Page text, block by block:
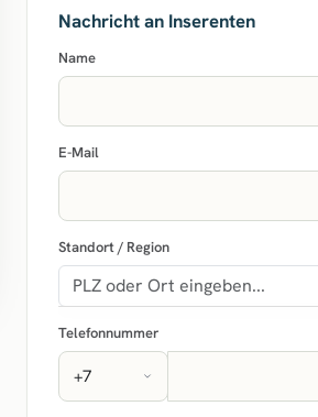
Nachricht an Inserenten
Name
E-Mail
Standort / Region
Telefonnummer